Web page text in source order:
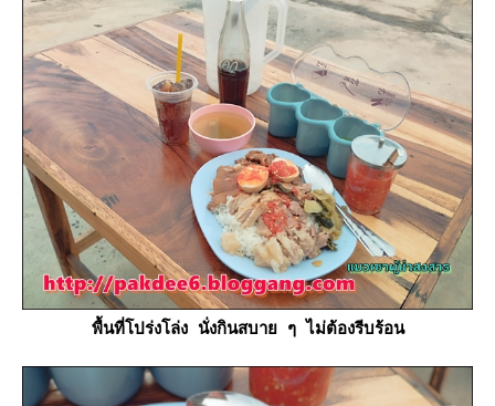
พื้นที่โปร่งโล่ง นั่งกินสบาย ๆ ไม่ต้องรีบร้อน